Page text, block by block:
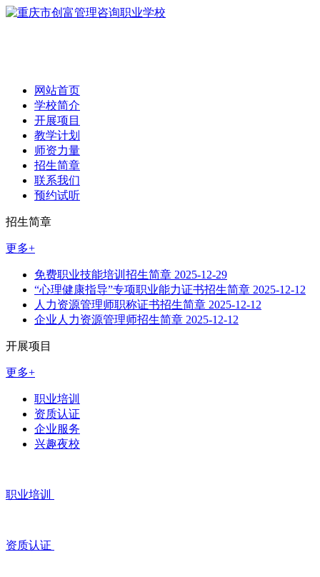
网站首页
学校简介
开展项目
教学计划
师资力量
招生简章
联系我们
预约试听
招生简章
更多+
免费职业技能培训招生简章 2025-12-29
“心理健康指导”专项职业能力证书招生简章 2025-12-12
人力资源管理师职称证书招生简章 2025-12-12
企业人力资源管理师招生简章 2025-12-12
开展项目
更多+
职业培训
资质认证
企业服务
兴趣夜校
职业培训
资质认证